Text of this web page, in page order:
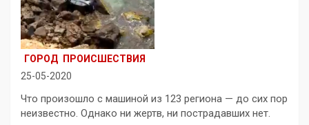
ГОРОД
ПРОИСШЕСТВИЯ
25-05-2020
Что произошло с машиной из 123 региона — до сих пор
неизвестно. Однако ни жертв, ни пострадавших нет.